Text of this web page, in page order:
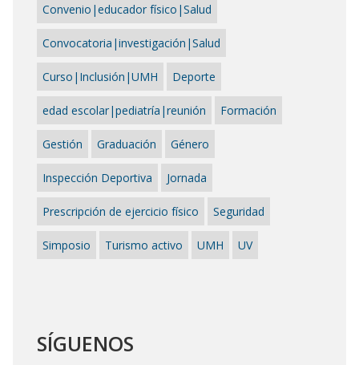
Convenio|educador físico|Salud
Convocatoria|investigación|Salud
Curso|Inclusión|UMH Deporte
edad escolar|pediatría|reunión Formación
Gestión Graduación Género
Inspección Deportiva Jornada
Prescripción de ejercicio físico Seguridad
Simposio Turismo activo UMH UV
SÍGUENOS